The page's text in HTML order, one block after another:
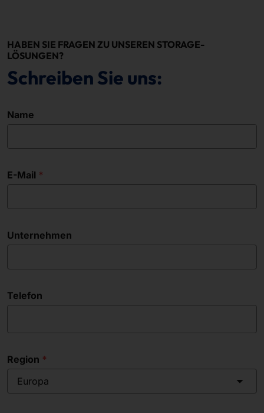
HABEN SIE FRAGEN ZU UNSEREN STORAGE-
LÖSUNGEN?
Schreiben Sie uns:
Name
E-Mail
Unternehmen
Telefon
Region
Europa